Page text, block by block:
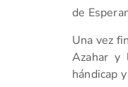
de
Una vez
Azahar y
hándicap